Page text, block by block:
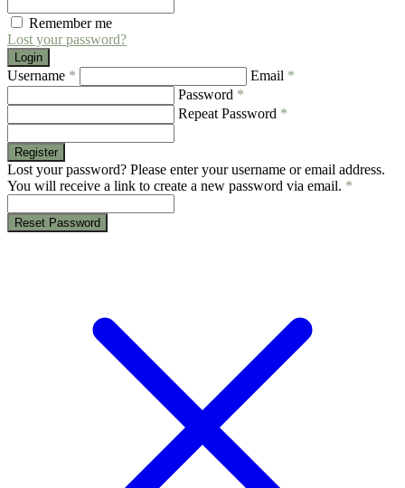
Remember me
Lost your password?
Login
Username * Email *
Password *
Repeat Password *
Register
Lost your password? Please enter your username or email address.
You will receive a link to create a new password via email. *
Reset Password